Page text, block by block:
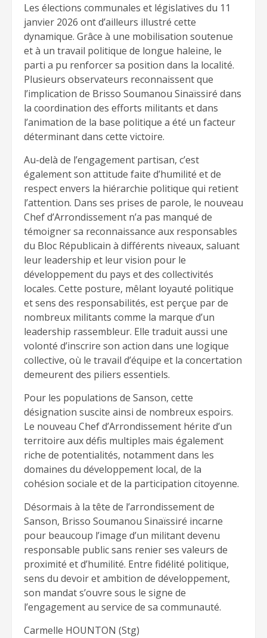
Les élections communales et législatives du 11
janvier 2026 ont d’ailleurs illustré cette
dynamique. Grâce à une mobilisation soutenue
et à un travail politique de longue haleine, le
parti a pu renforcer sa position dans la localité.
Plusieurs observateurs reconnaissent que
l’implication de Brisso Soumanou Sinaïssiré dans
la coordination des efforts militants et dans
l’animation de la base politique a été un facteur
déterminant dans cette victoire.
Au-delà de l’engagement partisan, c’est
également son attitude faite d’humilité et de
respect envers la hiérarchie politique qui retient
l’attention. Dans ses prises de parole, le nouveau
Chef d’Arrondissement n’a pas manqué de
témoigner sa reconnaissance aux responsables
du Bloc Républicain à différents niveaux, saluant
leur leadership et leur vision pour le
développement du pays et des collectivités
locales. Cette posture, mêlant loyauté politique
et sens des responsabilités, est perçue par de
nombreux militants comme la marque d’un
leadership rassembleur. Elle traduit aussi une
volonté d’inscrire son action dans une logique
collective, où le travail d’équipe et la concertation
demeurent des piliers essentiels.
Pour les populations de Sanson, cette
désignation suscite ainsi de nombreux espoirs.
Le nouveau Chef d’Arrondissement hérite d’un
territoire aux défis multiples mais également
riche de potentialités, notamment dans les
domaines du développement local, de la
cohésion sociale et de la participation citoyenne.
Désormais à la tête de l’arrondissement de
Sanson, Brisso Soumanou Sinaïssiré incarne
pour beaucoup l’image d’un militant devenu
responsable public sans renier ses valeurs de
proximité et d’humilité. Entre fidélité politique,
sens du devoir et ambition de développement,
son mandat s’ouvre sous le signe de
l’engagement au service de sa communauté.
Carmelle HOUNTON (Stg)